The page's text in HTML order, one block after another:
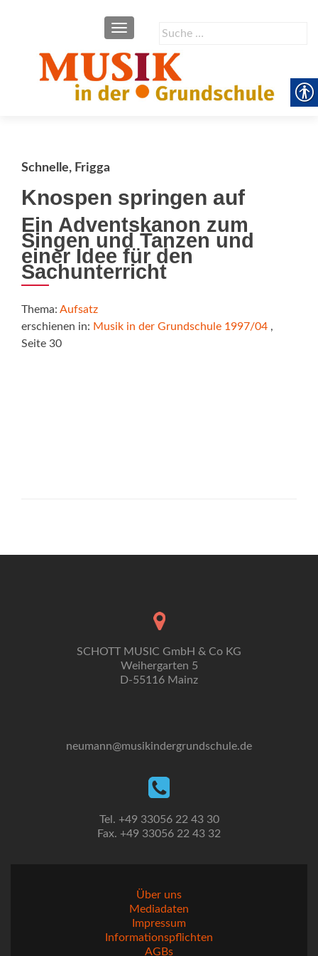
Suche
SCHALTE NAVIGATION
Schnelle, Frigga
Knospen springen auf
Ein Adventskanon zum
Singen und Tanzen und
einer Idee für den
Sachunterricht
Thema: Aufsatz
erschienen in: Musik in der Grundschule 1997/04 ,
Seite 30
SCHOTT MUSIC GmbH & Co KG
Weihergarten 5
D-55116 Mainz
neumann@musikindergrundschule.de
Tel. +49 33056 22 43 30
Fax. +49 33056 22 43 32
Über uns
Mediadaten
Impressum
Informationspflichten
AGBs